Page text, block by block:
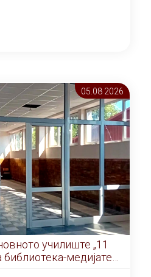
05.08 2026
училиште „11
медијатека